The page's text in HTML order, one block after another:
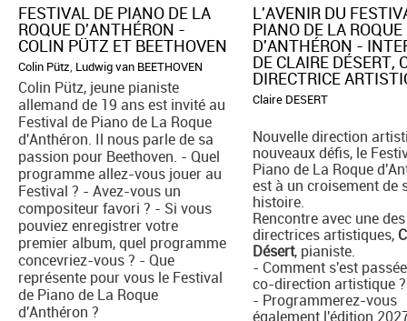
FESTIVAL DE PIANO DE LA
ROQUE D'ANTHÉRON -
COLIN PÜTZ ET BEETHOVEN
Colin Pütz, Ludwig van BEETHOVEN
Colin Pütz, jeune pianiste
allemand de 19 ans est invité au
Festival de Piano de La Roque
d'Anthéron. Il nous parle de sa
passion pour Beethoven. - Quel
programme allez-vous jouer au
Festival ? - Avez-vous un
compositeur favori ? - Si vous
pouviez enregistrer votre
premier album, quel programme
concevriez-vous ? - Que
représente pour vous le Festival
de Piano de La Roque
d'Anthéron ?
L'AVENIR DU
PIANO DE LA ROQUE
D'ANTHÉRON -
DE CLAIRE DÉSERT,
DIRECTRICE
Claire DESERT
Nouvelle direction
nouveaux défis, le
Piano de La Roque
est à un croisement de
histoire.
Rencontre avec une
directrices artistiques,
Désert, pianiste.
- Comment s'est
co-direction artistique ?
- Programmerez-vous
également l'édition